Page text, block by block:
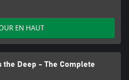
EN HAUT
the Deep - The Complete